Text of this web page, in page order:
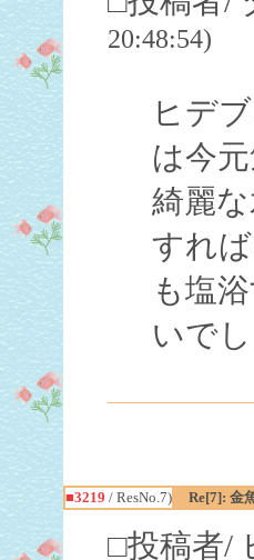
20:48:54)
ヒデ
は今
綺麗
すれ
も塩
いで
■3219 / ResNo.7) Re[7]: 金
□投稿者/